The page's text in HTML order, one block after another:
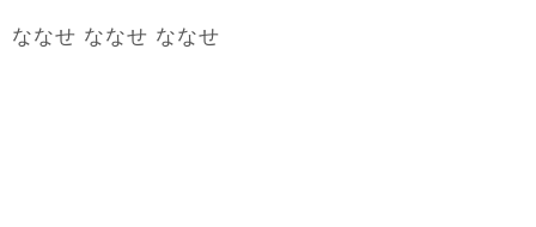
ななせ ななせ ななせ